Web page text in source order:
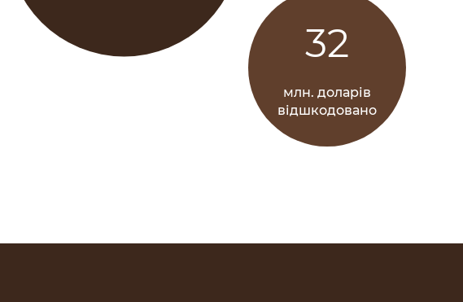
32
млн. доларів
відшкодовано